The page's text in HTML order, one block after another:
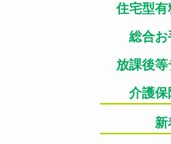
住宅型有
総合お
放課後
介護保
新